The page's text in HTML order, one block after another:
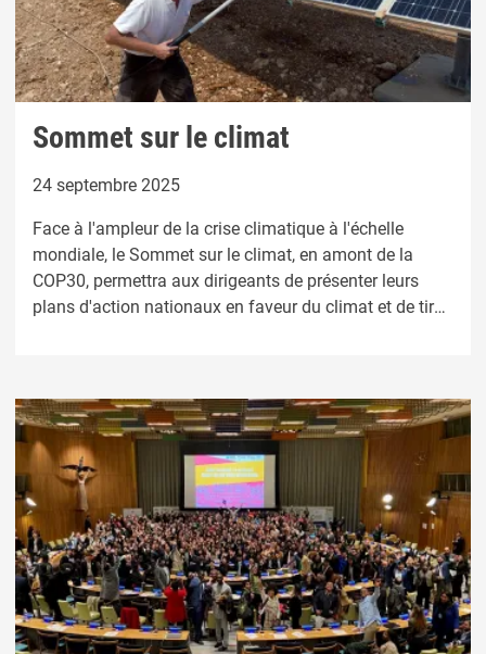
Sommet sur le climat
Face à l'ampleur de la crise climatique à l'échelle
mondiale, le Sommet sur le climat, en amont de la
COP30, permettra aux dirigeants de présenter leurs
plans d'action nationaux en faveur du climat et de tirer
24 septembre 2025